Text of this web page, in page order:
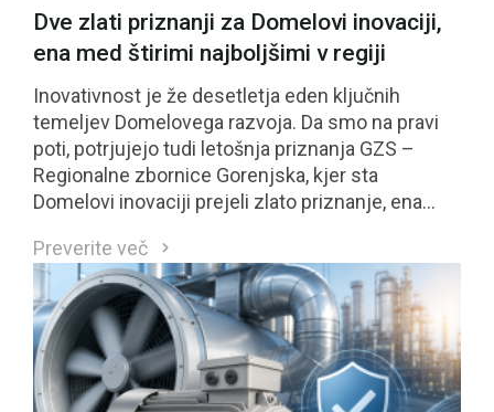
Dve zlati priznanji za Domelovi inovaciji,
ena med štirimi najboljšimi v regiji
Inovativnost je že desetletja eden ključnih
temeljev Domelovega razvoja. Da smo na pravi
poti, potrjujejo tudi letošnja priznanja GZS –
Regionalne zbornice Gorenjska, kjer sta
Domelovi inovaciji prejeli zlato priznanje, ena
ocenjene inovacije regije in bo kandidirala tudi za
nacionalno priznanje GZS.
Preverite več